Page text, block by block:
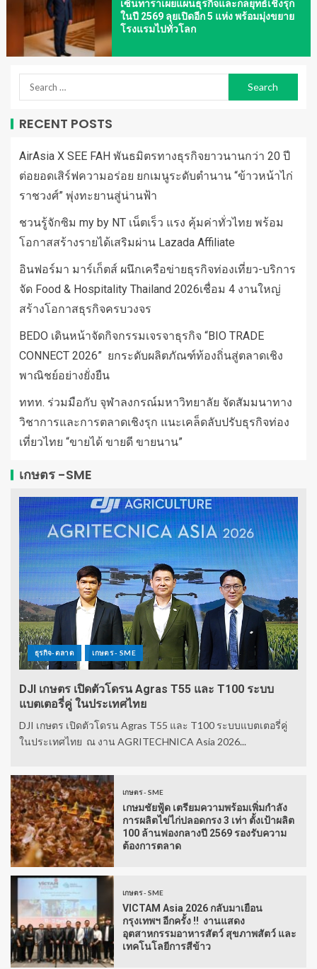
เซ็นทาราเผยแผนธุรกิจและกลยุทธ์เชิงรุก
ในปี 2569 ลุยเปิดอีก 5 แห่ง พร้อมมุ่งขยาย
โรงแรมไปทั่วโลก
RECENT POSTS
AirAsia X SEE FAH พันธมิตรทางธุรกิจยาวนานกว่า 20 ปี
ต่อยอดเสิร์ฟความอร่อย ยกเมนูระดับตำนาน “ข้าวหน้าไก่
ราชวงศ์” พุ่งทะยานสู่น่านฟ้า
ชวนรู้จักซิม my by NT เน็ตเร็ว แรง คุ้มค่าทั่วไทย พร้อม
โอกาสสร้างรายได้เสริมผ่าน Lazada Affiliate
อินฟอร์มา มาร์เก็ตส์ ผนึกเครือข่ายธุรกิจท่องเที่ยว-บริการ
จัด Food & Hospitality Thailand 2026เชื่อม 4 งานใหญ่
สร้างโอกาสธุรกิจครบวงจร
BEDO เดินหน้าจัดกิจกรรมเจรจาธุรกิจ “BIO TRADE
CONNECT 2026” ยกระดับผลิตภัณฑ์ท้องถิ่นสู่ตลาดเชิง
พาณิชย์อย่างยั่งยืน
ททท. ร่วมมือกับ จุฬาลงกรณ์มหาวิทยาลัย จัดสัมมนาทาง
วิชาการและการตลาดเชิงรุก แนะเคล็ดลับปรับธุรกิจท่อง
เที่ยวไทย “ขายได้ ขายดี ขายนาน”
เกษตร -SME
ธุรกิจ-ตลาด เกษตร - SME
DJI เกษตร เปิดตัวโดรน Agras T55 และ T100 ระบบ
แบตเตอรี่คู่ ในประเทศไทย
DJI เกษตร เปิดตัวโดรน Agras T55 และ T100 ระบบแบตเตอรี่คู่
ในประเทศไทย ณ งาน AGRITECHNICA Asia 2026...
เกษตร - SME
เกษมชัยฟู้ด เตรียมความพร้อมเพิ่มกำลัง
การผลิตไข่ไก่ปลอดกรง 3 เท่า ตั้งเป้าผลิต
100 ล้านฟองกลางปี 2569 รองรับความ
ต้องการตลาด
เกษตร - SME
VICTAM Asia 2026 กลับมาเยือน
กรุงเทพฯ อีกครั้ง !! งานแสดง
อุตสาหกรรมอาหารสัตว์ สุขภาพสัตว์ และ
เทคโนโลยีการสีข้าว